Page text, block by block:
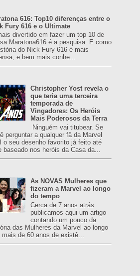
616: Top10 diferenças entre o
Fury 616 e o Ultimate
divertido em fazer um top 10 de
Maratona616 é a pesquisa. E como
do Nick Fury 616 é mais
e bem mais conhe...
Christopher Yost revela o
que teria uma terceira
temporada de
Vingadores: Os Heróis
Mais Poderosos da Terra
Ninguém vai titubear. Se
perguntar a qualquer fã da Marvel
o seu desenho favorito já feito até
baseado nos heróis da Casa da...
As NOVAS Mulheres que
fizeram a Marvel ao longo
do tempo
Cerca de 7 anos atrás
publicamos aqui um artigo
contando um pouco da
das Mulheres da Marvel ao longo
mais de 60 anos de existê...